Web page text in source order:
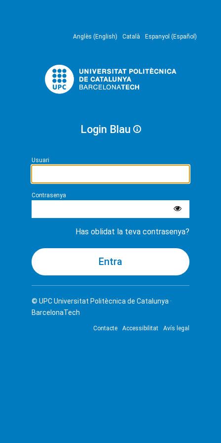
Anglès (English) Català Espanyol (Español)
Login Blau
Usuari
Contrasenya
Has oblidat la teva contrasenya?
© UPCUniversitat Politècnica de Catalunya ·
BarcelonaTech
Contacte Accessibilitat Avís legal